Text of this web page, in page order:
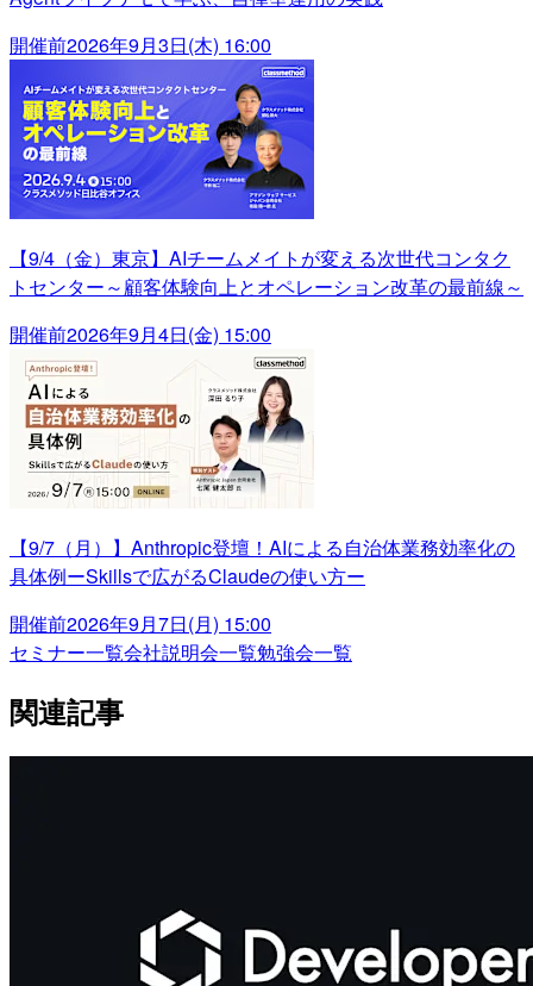
開催前2026年9月3日(木) 16:00
【9/4（金）東京】AIチームメイトが変える次世代コンタク
トセンター～顧客体験向上とオペレーション改革の最前線～
開催前2026年9月4日(金) 15:00
【9/7（月）】Anthropic登壇！AIによる自治体業務効率化の
具体例ーSkillsで広がるClaudeの使い方ー
開催前2026年9月7日(月) 15:00
セミナー一覧会社説明会一覧勉強会一覧
関連記事